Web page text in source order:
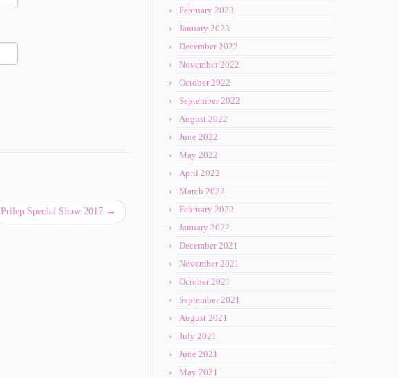
Prilep Special Show 2017 →
February 2023
January 2023
December 2022
November 2022
October 2022
September 2022
August 2022
June 2022
May 2022
April 2022
March 2022
February 2022
January 2022
December 2021
November 2021
October 2021
September 2021
August 2021
July 2021
June 2021
May 2021